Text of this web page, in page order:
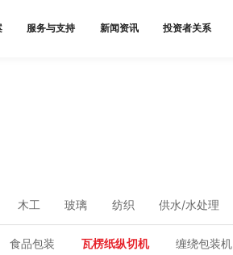
服务与支持 新闻资讯 投资者关系
木工 玻璃 纺织 供水/水处理
食品包装 瓦楞纸纵切机 缠绕包装机